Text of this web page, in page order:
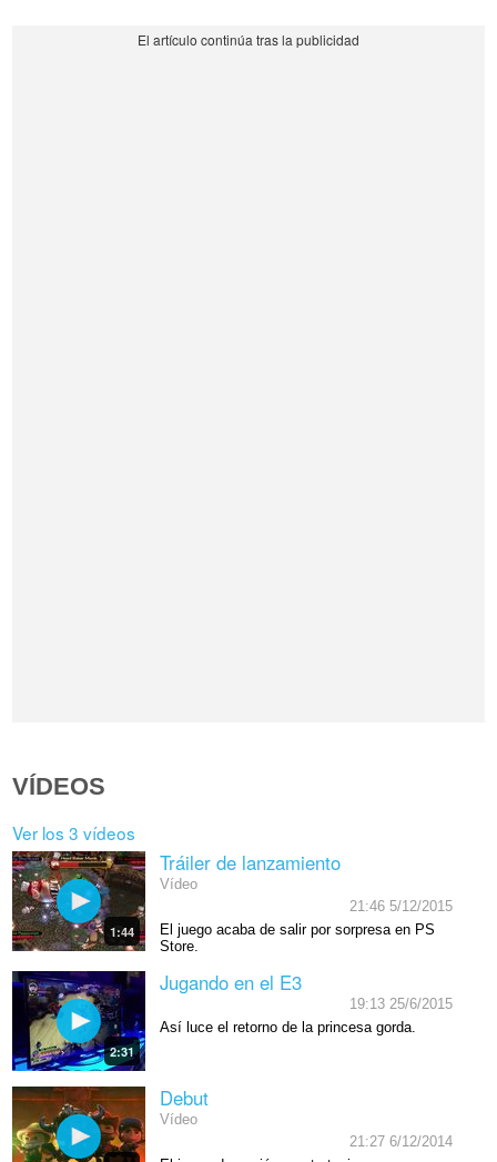
VÍDEOS
Ver los 3 vídeos
1:44
Tráiler de lanzamiento
Vídeo
21:46 5/12/2015
El juego acaba de salir por sorpresa en PS
Store.
2:31
Jugando en el E3
19:13 25/6/2015
Así luce el retorno de la princesa gorda.
Debut
Vídeo
21:27 6/12/2014